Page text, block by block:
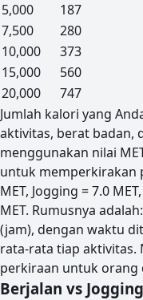
5,000
187
7,500
280
10,000
373
15,000
560
20,000
747
Jumlah kalori yang
aktivitas, berat badan,
menggunakan nilai
untuk memperkirakan
MET, Jogging = 7.0
MET. Rumusnya
(jam), dengan waktu
rata-rata tiap aktivitas.
perkiraan untuk orang
Berjalan vs